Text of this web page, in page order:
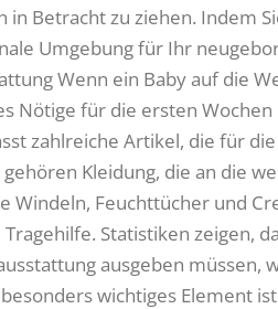
in Betracht zu ziehen. Indem
Umgebung für Ihr
Wenn ein Baby auf die
Nötige für die ersten
zahlreiche Artikel, die für
Kleidung, die an die
Windeln, Feuchttücher und
Statistiken zeigen,
ausgeben müssen,
wichtiges Element